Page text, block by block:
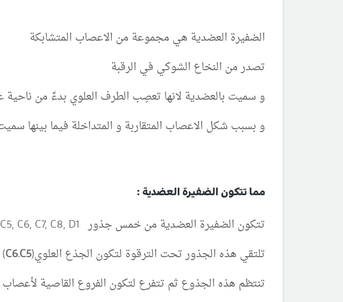
الضفيرة العضدية هي مجموعة من الاعصاب المتشابكة
تصدر من النخاع الشوكي في الرقبة
و سميت بالعضدية لانها تعصِب الطرف العلوي بدءً من
و بسبب شكل الاعصاب المتقاربة و المتداخلة فيما بينها
مما تتكون الضفيرة العضدية :
تتكون الضفيرة العضدية من خمس جذور C5, C6, C7, C8, D1 تخرج من النخاع الشوكي في مستوى العنق.
تلتقي هذه الجذور تحت الترقوة لتكون الجذع العلوي(C6.C5
تنتظم هذه الجذوع ثم تتفرع لتكون الفروع القاصية